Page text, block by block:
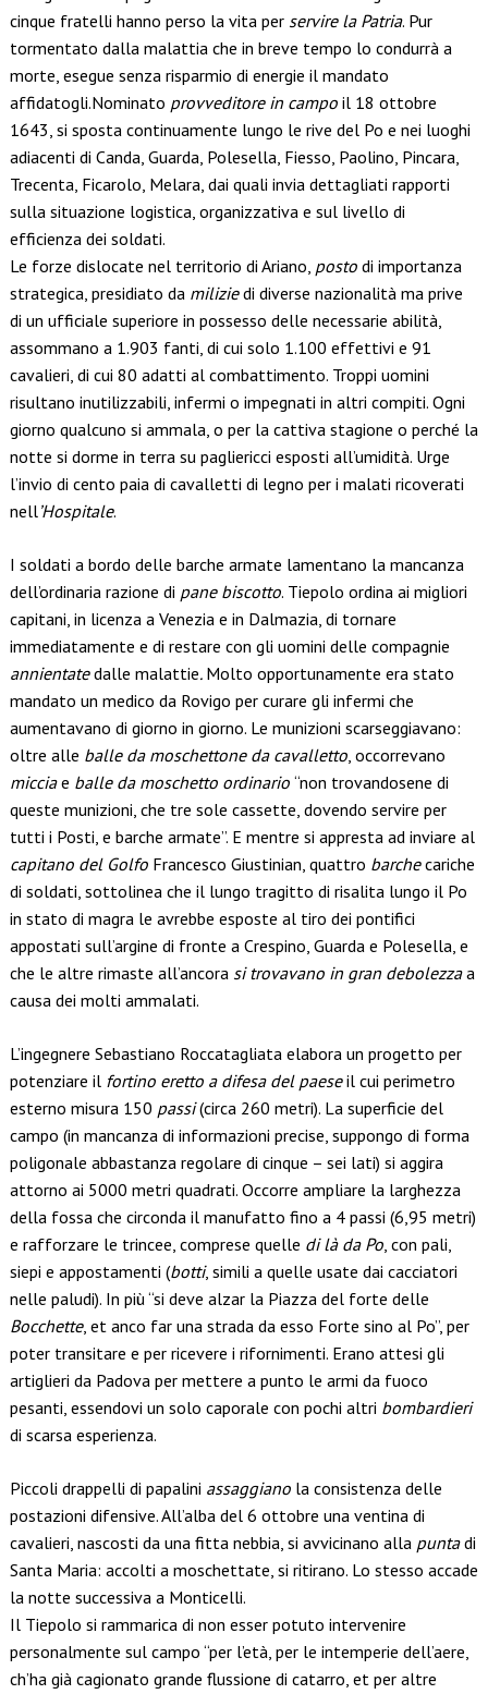
cinque fratelli hanno perso la vita per servire la Patria. Pur
tormentato dalla malattia che in breve tempo lo condurrà a
morte, esegue senza risparmio di energie il mandato
affidatogli.Nominato provveditore in campo il 18 ottobre
1643, si sposta continuamente lungo le rive del Po e nei luoghi
adiacenti di Canda, Guarda, Polesella, Fiesso, Paolino, Pincara,
Trecenta, Ficarolo, Melara, dai quali invia dettagliati rapporti
sulla situazione logistica, organizzativa e sul livello di
efficienza dei soldati.
Le forze dislocate nel territorio di Ariano, posto di importanza
strategica, presidiato da miliziedi diverse nazionalità ma prive
di un ufficiale superiore in possesso delle necessarie abilità,
assommano a 1.903 fanti, di cui solo 1.100 effettivi e 91
cavalieri, di cui 80 adatti al combattimento. Troppi uomini
risultano inutilizzabili, infermi o impegnati in altri compiti. Ogni
giorno qualcuno si ammala, o per la cattiva stagione o perché la
notte si dorme in terra su pagliericci esposti all’umidità. Urge
l’invio di cento paia di cavalletti di legno per i malati ricoverati
nell’Hospitale.
I soldati a bordo delle barche armate lamentano la mancanza
dell’ordinaria razione di pane biscotto. Tiepolo ordina ai migliori
capitani, in licenza a Venezia e in Dalmazia, di tornare
immediatamente e di restare con gli uomini delle compagnie
annientatedalle malattie. Molto opportunamente era stato
mandato un medico da Rovigo per curare gli infermi che
aumentavano di giorno in giorno. Le munizioni scarseggiavano:
oltre alle balle da moschettone da cavalletto, occorrevano
micciae balle da moschetto ordinario “non trovandosene di
queste munizioni, che tre sole cassette, dovendo servire per
tutti i Posti, e barche armate”. E mentre si appresta ad inviare al
capitano del Golfo Francesco Giustinian, quattro barchecariche
di soldati, sottolinea che il lungo tragitto di risalita lungo il Po
in stato di magra le avrebbe esposte al tiro dei pontifici
appostati sull’argine di fronte a Crespino, Guarda e Polesella, e
che le altre rimaste all’ancora si trovavano in gran debolezzaa
causa dei molti ammalati.
L’ingegnere Sebastiano Roccatagliata elabora un progetto per
potenziare il fortino eretto a difesa del paeseil cui perimetro
esterno misura 150 passi(circa 260 metri). La superficie del
campo (in mancanza di informazioni precise, suppongo di forma
poligonale abbastanza regolare di cinque – sei lati) si aggira
attorno ai 5000 metri quadrati. Occorre ampliare la larghezza
della fossa che circonda il manufatto fino a 4 passi (6,95 metri)
e rafforzare le trincee, comprese quelle di là da Po, con pali,
siepi e appostamenti (botti, simili a quelle usate dai cacciatori
nelle paludi). In più “si deve alzar la Piazza del forte delle
Bocchette, et anco far una strada da esso Forte sino al Po”, per
poter transitare e per ricevere i rifornimenti. Erano attesi gli
artiglieri da Padova per mettere a punto le armi da fuoco
pesanti, essendovi un solo caporale con pochi altri bombardieri
di scarsa esperienza.
Piccoli drappelli di papalini assaggiano la consistenza delle
postazioni difensive. All’alba del 6 ottobre una ventina di
cavalieri, nascosti da una fitta nebbia, si avvicinano alla puntadi
Santa Maria: accolti a moschettate, si ritirano. Lo stesso accade
la notte successiva a Monticelli.
Il Tiepolo si rammarica di non esser potuto intervenire
personalmente sul campo “per l’età, per le intemperie dell’aere,
ch’ha già cagionato grande flussione di catarro, et per altre